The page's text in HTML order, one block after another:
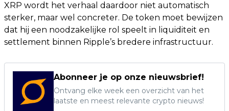
XRP wordt het verhaal daardoor niet automatisch
sterker, maar wel concreter. De token moet bewijzen
dat hij een noodzakelijke rol speelt in liquiditeit en
settlement binnen Ripple’s bredere infrastructuur.
Abonneer je op onze nieuwsbrief!
Ontvang elke week een overzicht van het
laatste en meest relevante crypto nieuws!